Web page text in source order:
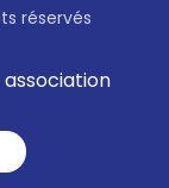
réservés